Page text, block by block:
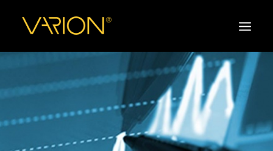
OFFLINE